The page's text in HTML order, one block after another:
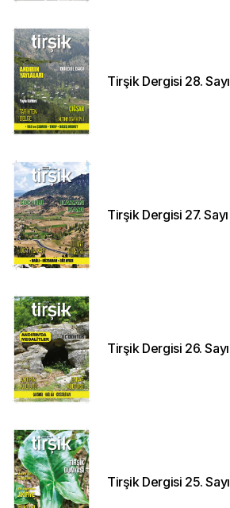
Tirşik Dergisi 28. Sayı
Tirşik Dergisi 27. Sayı
Tirşik Dergisi 26. Sayı
Tirşik Dergisi 25. Sayı